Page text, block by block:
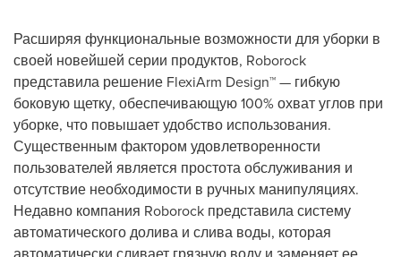
Расширяя функциональные возможности для уборки в
своей новейшей серии продуктов, Roborock
представила решение FlexiArm Design™ — гибкую
боковую щетку, обеспечивающую 100% охват углов при
уборке, что повышает удобство использования.
Существенным фактором удовлетворенности
пользователей является простота обслуживания и
отсутствие необходимости в ручных манипуляциях.
Недавно компания Roborock представила систему
автоматического долива и слива воды, которая